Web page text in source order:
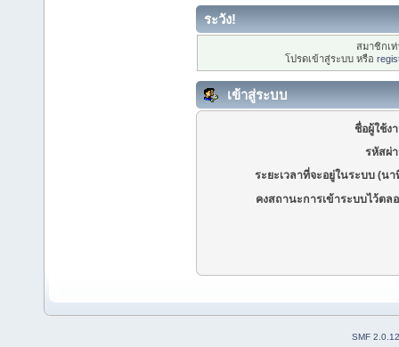
ระวัง!
สมาชิกเ
โปรดเข้าสู่ระบบ หรือ
เข้าสู่ระบบ
ชื่อผู้ใช้ง
รหัสผ่
ระยะเวลาที่จะอยู่ในระบบ (นา
คงสถานะการเข้าระบบไว้ตล
SMF 2.0.12